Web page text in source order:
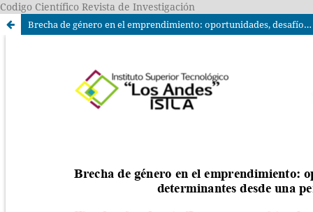
Codigo Científico Revista de Investigación
Brecha de género en el emprendimiento: oportunidades, desafíos y factores determinantes desde una perspectiva integral